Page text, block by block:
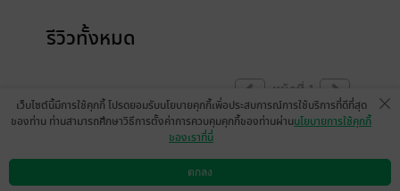
รีวิวทั้งหมด
หน้าที่ 1
ดาวน์โหลดแอป วิธีการใช้งาน ติดต่อเรา
เว็บไซต์นี้มีการใช้คุกกี้ โปรดยอมรับนโยบายคุกกี้เพื่อประสบการณ์การใช้บริการที่ดีที่สุด
ของท่าน ท่านสามารถศึกษาวิธีการตั้งค่าการควบคุมคุกกี้ของท่านผ่านนโยบายการใช้คุกกี้
ของเราที่นี่
ตกลง